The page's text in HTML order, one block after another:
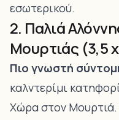
εσωτερικού.
2. Παλιά
Μουρτιάς (3,5
Πιο γνωστή
καλντερίμι
Χώρα στον